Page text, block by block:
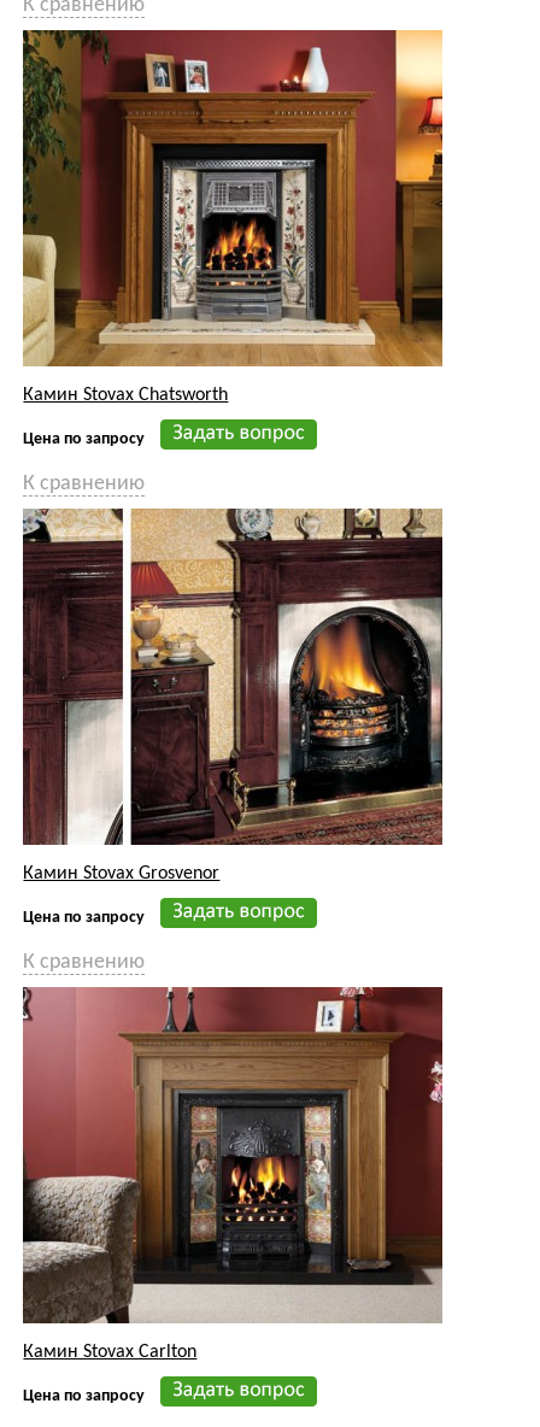
Камин Stovax Chatsworth
Цена по запросу
К сравнению
Камин Stovax Grosvenor
Цена по запросу
К сравнению
Камин Stovax Carlton